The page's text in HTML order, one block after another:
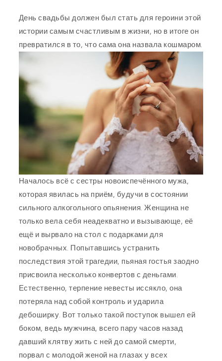
День свадьбы должен был стать для героини этой
истории самым счастливым в жизни, но в итоге он
превратился в то, что сама она назвала кошмаром.
Началось всё с сестры новоиспечённого мужа,
которая явилась на приём, будучи в состоянии
сильного алкогольного опьянения. Женщина не
только вела себя неадекватно и вызывающе, её
ещё и вырвало на стол с подарками для
новобрачных. Попытавшись устранить
последствия этой трагедии, пьяная гостья заодно
присвоила несколько конвертов с деньгами.
Естественно, терпение невесты иссякло, она
потеряла над собой контроль и ударила
дебоширку. Вот только такой поступок вышел ей
боком, ведь мужчина, всего пару часов назад
давший клятву жить с ней до самой смерти,
порвал с молодой женой на глазах у всех